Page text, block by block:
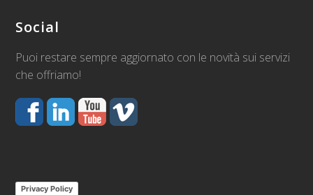
Social
Puoi restare sempre aggiornato con le novità sui servizi
che offriamo!
Privacy Policy